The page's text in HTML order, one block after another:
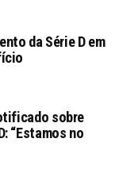
da Série D em
sobre
“Estamos no